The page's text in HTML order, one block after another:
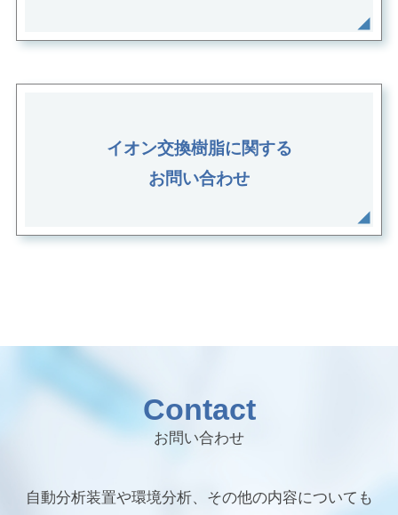
イオン交換樹脂に関する
お問い合わせ
Contact
お問い合わせ
自動分析装置や環境分析、その他の内容についても